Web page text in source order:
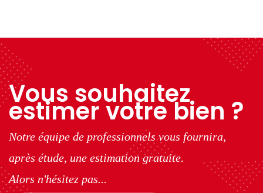
Vous souhaitez
estimer votre bien ?
Notre équipe de professionnels vous fournira,
après étude, une estimation gratuite.
Alors n'hésitez pas...